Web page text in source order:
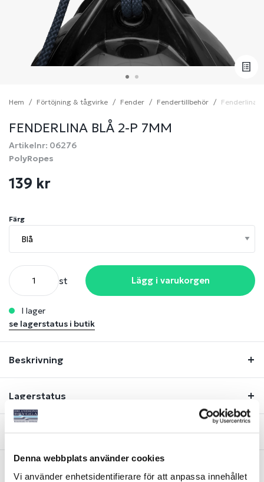
Denna webbplats använder cookies
Vi använder enhetsidentifierare för att anpassa innehållet
Hem Förtöjning & tågvirke Fender Fendertillbehör Fenderlina
FENDERLINA BLÅ 2-P 7MM
Artikelnr: 06276
PolyRopes
139 kr
Färg
st Lägg i varukorgen
i lager
se lagerstatus i butik
Beskrivning
Lagerstatus